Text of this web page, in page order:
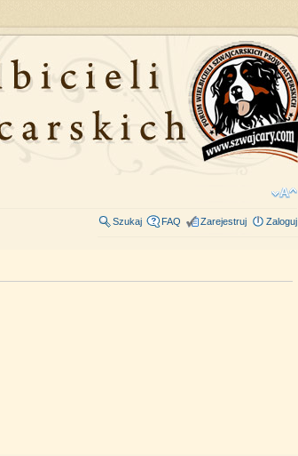
Szukaj FAQ Zarejestruj Zaloguj